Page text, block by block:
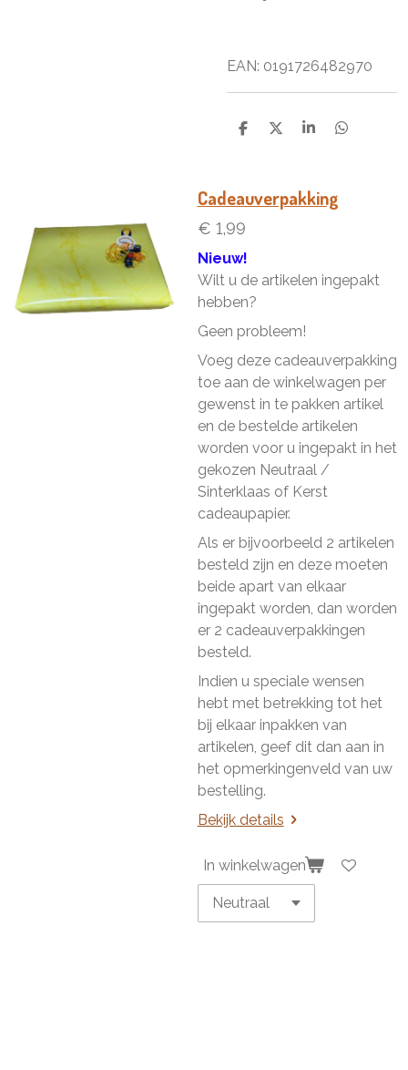
EAN: 0191726482970
D
D
S
e
D
Cadeauverpakking
€ 1,99
Nieuw!
Wilt u de artikelen ingepakt
hebben?
Geen probleem!
Voeg deze cadeauverpakking
toe aan de winkelwagen per
gewenst in te pakken artikel
en de bestelde artikelen
worden voor u ingepakt in het
gekozen Neutraal /
Sinterklaas of Kerst
cadeaupapier.
Als er bijvoorbeeld 2 artikelen
besteld zijn en deze moeten
beide apart van elkaar
ingepakt worden, dan worden
er 2 cadeauverpakkingen
besteld.
Indien u speciale wensen
hebt met betrekking tot het
bij elkaar inpakken van
artikelen, geef dit dan aan in
het opmerkingenveld van uw
bestelling.
Bekijk details
In winkelwagen